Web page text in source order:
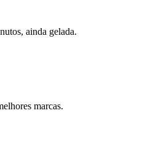
ainda gelada.
marcas.